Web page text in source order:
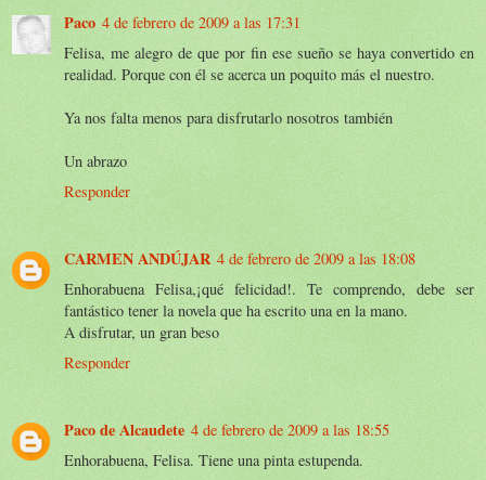
Paco 4 de febrero de 2009 a las 17:31
Felisa, me alegro de que por fin ese sueño se haya convertido en
realidad. Porque con él se acerca un poquito más el nuestro.
Ya nos falta menos para disfrutarlo nosotros también
Un abrazo
Responder
CARMEN ANDÚJAR 4 de febrero de 2009 a las 18:08
Enhorabuena Felisa,¡qué felicidad!. Te comprendo, debe ser
fantástico tener la novela que ha escrito una en la mano.
A disfrutar, un gran beso
Responder
Paco de Alcaudete 4 de febrero de 2009 a las 18:55
Enhorabuena, Felisa. Tiene una pinta estupenda.